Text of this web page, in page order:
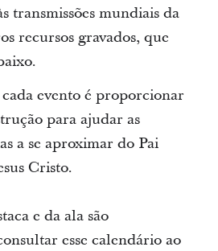
transmissões mundiais da
recursos gravados, que
evento é proporcionar
para ajudar as
a se aproximar do Pai
Cristo.
e da ala são
esse calendário ao